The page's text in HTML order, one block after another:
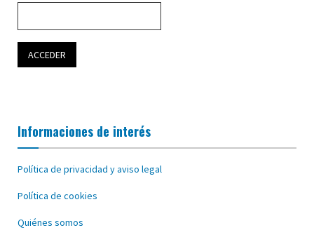
Informaciones de interés
Política de privacidad y aviso legal
Política de cookies
Quiénes somos